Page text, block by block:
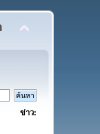
ข่าว: